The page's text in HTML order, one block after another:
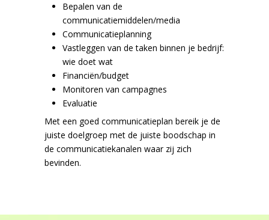
Bepalen van de
communicatiemiddelen/media
Communicatieplanning
Vastleggen van de taken binnen je bedrijf:
wie doet wat
Financiën/budget
Monitoren van campagnes
Evaluatie
Met een goed communicatieplan bereik je de
juiste doelgroep met de juiste boodschap in
de communicatiekanalen waar zij zich
bevinden.